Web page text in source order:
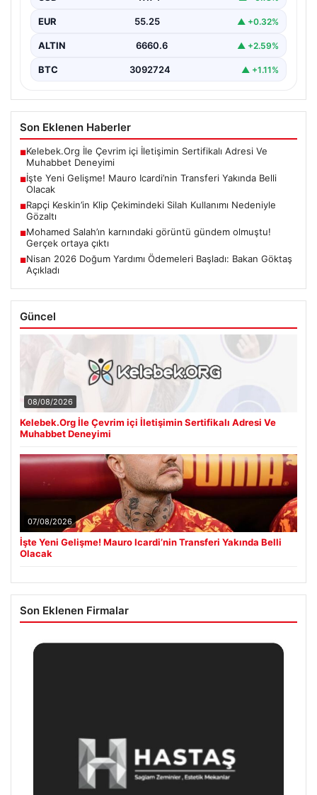
EUR 55.25 ▲ +0.32%
ALTIN 6660.6 ▲ +2.59%
BTC 3092724 ▲ +1.11%
Son Eklenen Haberler
■Kelebek.Org İle Çevrim içi İletişimin Sertifikalı Adresi Ve
Muhabbet Deneyimi
■İşte Yeni Gelişme! Mauro Icardi’nin Transferi Yakında Belli
Olacak
■Rapçi Keskin’in Klip Çekimindeki Silah Kullanımı Nedeniyle
Gözaltı
■Mohamed Salah’ın karnındaki görüntü gündem olmuştu!
Gerçek ortaya çıktı
■Nisan 2026 Doğum Yardımı Ödemeleri Başladı: Bakan Göktaş
Açıkladı
Güncel
08/08/2026
Kelebek.Org İle Çevrim içi İletişimin Sertifikalı Adresi Ve
Muhabbet Deneyimi
07/08/2026
İşte Yeni Gelişme! Mauro Icardi’nin Transferi Yakında Belli
Olacak
Son Eklenen Firmalar